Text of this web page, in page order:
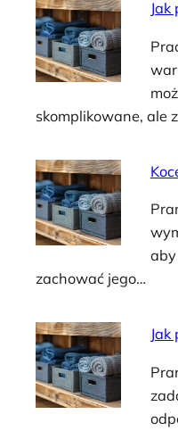
Jak
skomplikowane, ale
aby
zachować jego…
Jak